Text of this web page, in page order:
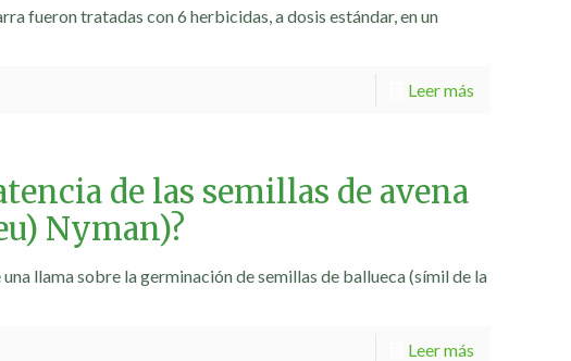
fueron tratadas con 6 herbicidas, a dosis estándar, en un
Leer más
de las semillas de avena
Nyman)?
llama sobre la germinación de semillas de ballueca (símil de la
Leer más